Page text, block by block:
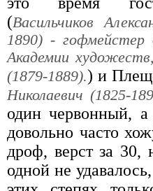
(Васильчиков
1890) - гофмейстер
Академии
(1879-1889).) и
Николаевич (1825-
один червонный,
довольно часто
дроф, верст за
одной не